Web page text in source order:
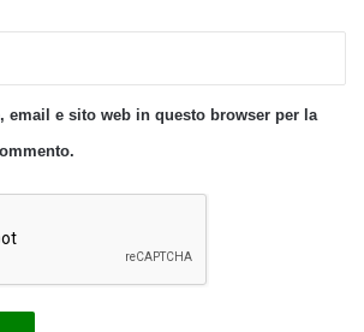
email e sito web in questo browser per la